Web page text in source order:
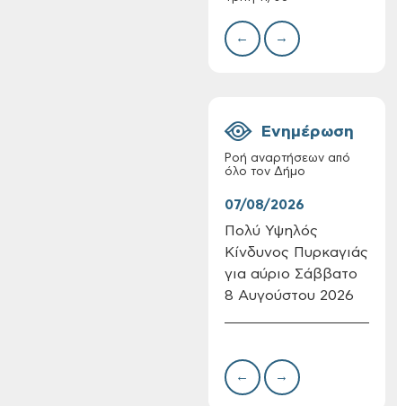
08-2026
Επαναλειτουργία
του συστήματος
← →
Ενημέρωση
Ροή αναρτήσεων από
όλο τον Δήμο
07/08/2026
Πολύ Υψηλός
Κίνδυνος Πυρκαγιάς
για αύριο Σάββατο
8 Αυγούστου 2026
← →